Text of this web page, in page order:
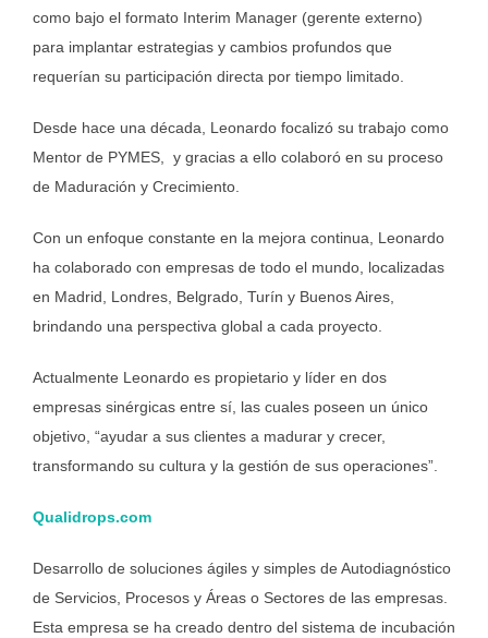
como bajo el formato Interim Manager (gerente externo)
para implantar estrategias y cambios profundos que
requerían su participación directa por tiempo limitado.
Desde hace una década, Leonardo focalizó su trabajo como
Mentor de PYMES, y gracias a ello colaboró en su proceso
de Maduración y Crecimiento.
Con un enfoque constante en la mejora continua, Leonardo
ha colaborado con empresas de todo el mundo, localizadas
en Madrid, Londres, Belgrado, Turín y Buenos Aires,
brindando una perspectiva global a cada proyecto.
Actualmente Leonardo es propietario y líder en dos
empresas sinérgicas entre sí, las cuales poseen un único
objetivo, “ayudar a sus clientes a madurar y crecer,
transformando su cultura y la gestión de sus operaciones”.
Qualidrops.com
Desarrollo de soluciones ágiles y simples de Autodiagnóstico
de Servicios, Procesos y Áreas o Sectores de las empresas.
Esta empresa se ha creado dentro del sistema de incubación